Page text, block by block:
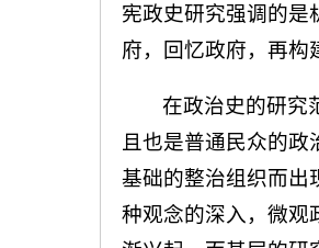
宪政史研究强调的是
府，回忆政府，再构
在政治史的研究
且也是普通民众的政
基础的整治组织而出
种观念的深入，微观